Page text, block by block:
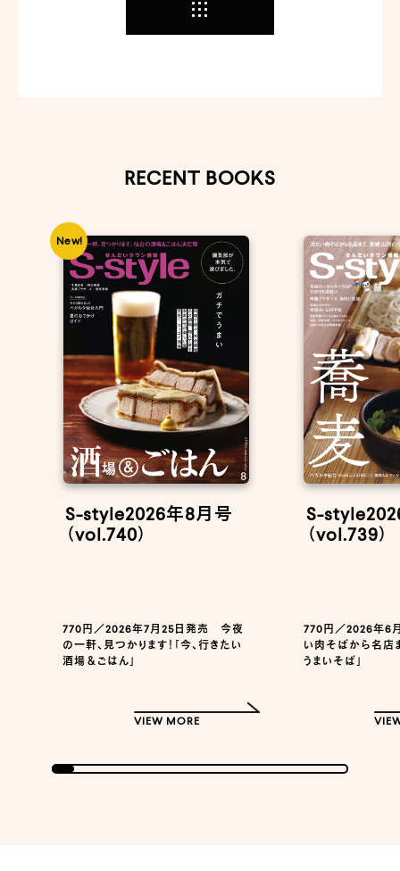
RECENT BOOKS
S-style2026年8月号
（vol.740）
770円／2026年7月25日発売 今夜
の一軒、見つかります！「今、行きたい
酒場＆ごはん」
VIEW MORE
S-
（vol.739）
770円／2026年6
い肉そばから名店
うまいそば」